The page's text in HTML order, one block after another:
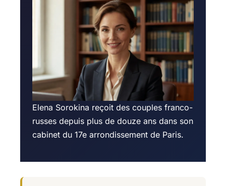
Elena Sorokina reçoit des couples franco-
russes depuis plus de douze ans dans son
cabinet du 17e arrondissement de Paris.